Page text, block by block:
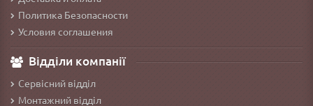
Политика Безопасности
Условия соглашения
Відділи компанії
Сервісний відділ
Монтажний відділ